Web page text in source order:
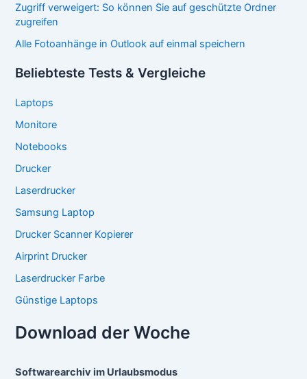
Zugriff verweigert: So können Sie auf geschützte Ordner
zugreifen
Alle Fotoanhänge in Outlook auf einmal speichern
Beliebteste Tests & Vergleiche
Laptops
Monitore
Notebooks
Drucker
Laserdrucker
Samsung Laptop
Drucker Scanner Kopierer
Airprint Drucker
Laserdrucker Farbe
Günstige Laptops
Download der Woche
Softwarearchiv im Urlaubsmodus